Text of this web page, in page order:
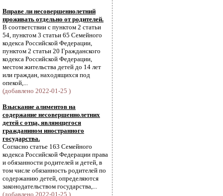
Вправе ли несовершеннолетний
проживать отдельно от родителей.
В соответствии с пунктом 2 статьи
54, пунктом 3 статьи 65 Семейного
кодекса Российской Федерации,
пунктом 2 статьи 20 Гражданского
кодекса Российской Федерации,
местом жительства детей до 14 лет
или граждан, находящихся под
опекой,...
(добавлено 2022-01-25 )
Взыскание алиментов на
содержание несовершеннолетних
детей с отца, являющегося
гражданином иностранного
государства.
Согласно статье 163 Семейного
кодекса Российской Федерации права
и обязанности родителей и детей, в
том числе обязанность родителей по
содержанию детей, определяются
законодательством государства,...
(добавлено 2022-01-25 )